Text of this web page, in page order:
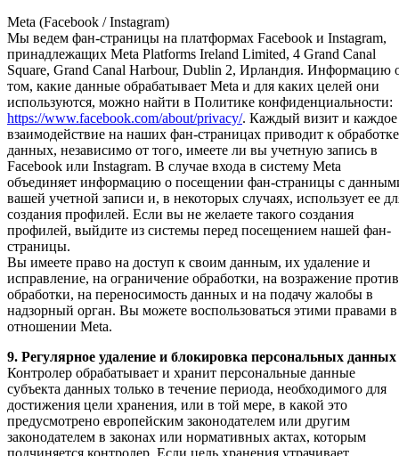
Meta (Facebook / Instagram)
Мы ведем фан-страницы на платформах Facebook и Instagram,
принадлежащих Meta Platforms Ireland Limited, 4 Grand Canal
Square, Grand Canal Harbour, Dublin 2, Ирландия. Информацию
том, какие данные обрабатывает Meta и для каких целей они
используются, можно найти в Политике конфиденциальности:
https://www.facebook.com/about/privacy/. Каждый визит и каждое
взаимодействие на наших фан-страницах приводит к обработке
данных, независимо от того, имеете ли вы учетную запись в
Facebook или Instagram. В случае входа в систему Meta
объединяет информацию о посещении фан-страницы с
вашей учетной записи и, в некоторых случаях, использует ее
создания профилей. Если вы не желаете такого создания
профилей, выйдите из системы перед посещением нашей фан-
страницы.
Вы имеете право на доступ к своим данным, их удаление и
исправление, на ограничение обработки, на возражение против
обработки, на переносимость данных и на подачу жалобы в
надзорный орган. Вы можете воспользоваться этими правами в
отношении Meta.
9. Регулярное удаление и блокировка персональных данных
Контролер обрабатывает и хранит персональные данные
субъекта данных только в течение периода, необходимого для
достижения цели хранения, или в той мере, в какой это
предусмотрено европейским законодателем или другим
законодателем в законах или нормативных актах, которым
подчиняется контролер. Если цель хранения утрачивает